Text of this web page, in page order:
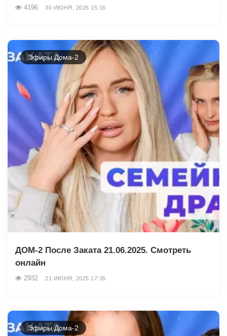
4196 30 ИЮНЯ, 2026 15:16
Эфиры Дома-2
ДОМ-2 После Заката 21.06.2025. Смотреть
онлайн
2932 21 ИЮНЯ, 2025 17:35
Эфиры Дома-2